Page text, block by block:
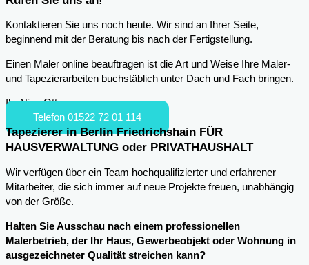
Kontaktieren Sie uns noch heute. Wir sind an Ihrer Seite,
beginnend mit der Beratung bis nach der Fertigstellung.
Einen Maler online beauftragen ist die Art und Weise Ihre Maler-
und Tapezierarbeiten buchstäblich unter Dach und Fach bringen.
Ihr Nico Otto
Telefon 01522 72 01 114
Tapezierer in Berlin Friedrichshain FÜR
HAUSVERWALTUNG oder PRIVATHAUSHALT
Wir verfügen über ein Team hochqualifizierter und erfahrener
Mitarbeiter, die sich immer auf neue Projekte freuen, unabhängig
von der Größe.
Halten Sie Ausschau nach einem professionellen
Malerbetrieb, der Ihr Haus, Gewerbeobjekt oder Wohnung in
ausgezeichneter Qualität streichen kann?